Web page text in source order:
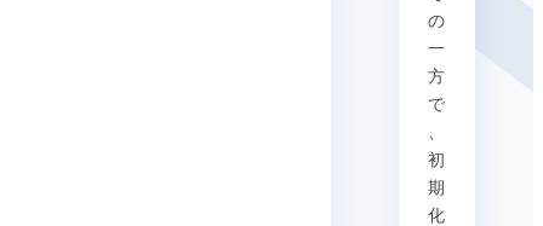
の
一
方
で
初
期
化